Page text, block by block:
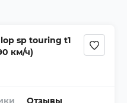
sp touring t1
км/ч)
Отзывы